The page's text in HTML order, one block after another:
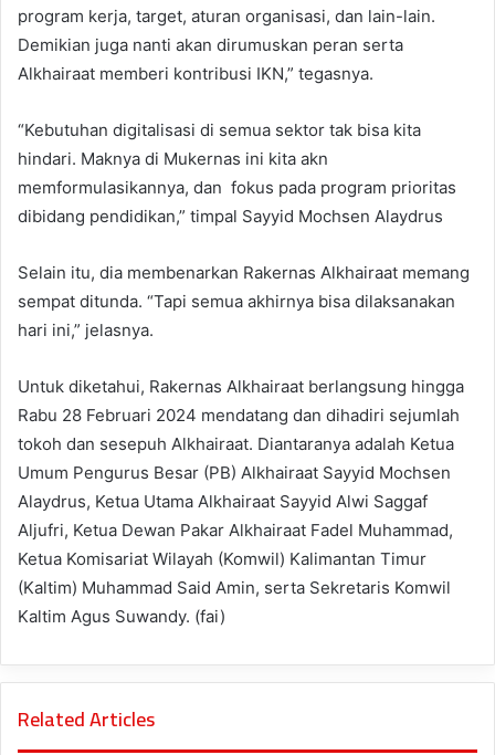
program kerja, target, aturan organisasi, dan lain-lain.
Demikian juga nanti akan dirumuskan peran serta
Alkhairaat memberi kontribusi IKN,” tegasnya.
“Kebutuhan digitalisasi di semua sektor tak bisa kita
hindari. Maknya di Mukernas ini kita akn
memformulasikannya, dan fokus pada program prioritas
dibidang pendidikan,” timpal Sayyid Mochsen Alaydrus
Selain itu, dia membenarkan Rakernas Alkhairaat memang
sempat ditunda. “Tapi semua akhirnya bisa dilaksanakan
hari ini,” jelasnya.
Untuk diketahui, Rakernas Alkhairaat berlangsung hingga
Rabu 28 Februari 2024 mendatang dan dihadiri sejumlah
tokoh dan sesepuh Alkhairaat. Diantaranya adalah Ketua
Umum Pengurus Besar (PB) Alkhairaat Sayyid Mochsen
Alaydrus, Ketua Utama Alkhairaat Sayyid Alwi Saggaf
Aljufri, Ketua Dewan Pakar Alkhairaat Fadel Muhammad,
Ketua Komisariat Wilayah (Komwil) Kalimantan Timur
(Kaltim) Muhammad Said Amin, serta Sekretaris Komwil
Kaltim Agus Suwandy. (fai)
Related Articles